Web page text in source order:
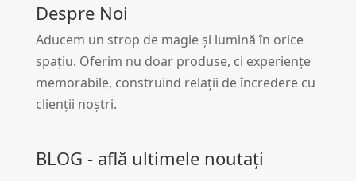
Despre Noi
Aducem un strop de magie și lumină în orice
spațiu. Oferim nu doar produse, ci experiențe
memorabile, construind relații de încredere cu
clienții noștri.
BLOG - află ultimele noutați